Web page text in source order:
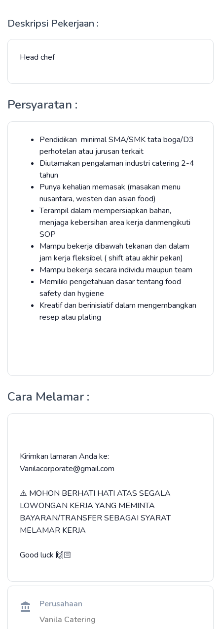
Deskripsi Pekerjaan :
Head chef
Persyaratan :
Pendidikan minimal SMA/SMK tata boga/D3
perhotelan atau jurusan terkait
Diutamakan pengalaman industri catering 2-4
tahun
Punya kehalian memasak (masakan menu
nusantara, westen dan asian food)
Terampil dalam mempersiapkan bahan,
menjaga kebersihan area kerja danmengikuti
SOP
Mampu bekerja dibawah tekanan dan dalam
jam kerja fleksibel ( shift atau akhir pekan)
Mampu bekerja secara individu maupun team
Memiliki pengetahuan dasar tentang food
safety dan hygiene
Kreatif dan berinisiatif dalam mengembangkan
resep atau plating
Cara Melamar :
Kirimkan lamaran Anda ke:
Vanilacorporate@gmail.com
⚠️ MOHON BERHATI HATI ATAS SEGALA
LOWONGAN KERJA YANG MEMINTA
BAYARAN/TRANSFER SEBAGAI SYARAT
MELAMAR KERJA
Good luck 🙌🏻
Perusahaan
Vanila Catering